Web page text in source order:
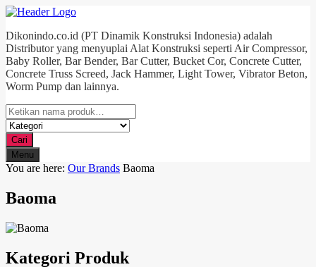
Dikonindo.co.id (PT Dinamik Konstruksi Indonesia) adalah
Distributor yang menyuplai Alat Konstruksi seperti Air Compressor,
Baby Roller, Bar Bender, Bar Cutter, Bucket Cor, Concrete Cutter,
Concrete Truss Screed, Jack Hammer, Light Tower, Vibrator Beton,
Worm Pump dan lainnya.
Cari
Menu
You are here: Our Brands Baoma
Baoma
Kategori Produk